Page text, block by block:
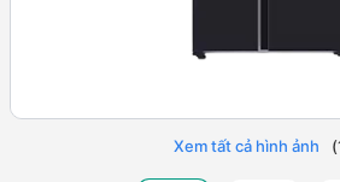
Xem tất cả hình ảnh (